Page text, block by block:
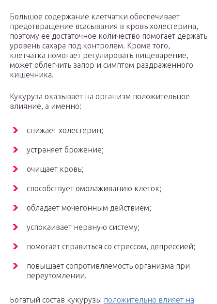
Большое содержание клетчатки обеспечивает
предотвращение всасывания в кровь холестерина,
поэтому ее достаточное количество помогает держать
уровень сахара под контролем. Кроме того,
клетчатка помогает регулировать пищеварение,
может облегчить запор и симптом раздраженного
кишечника.
Кукуруза оказывает на организм положительное
влияние, а именно:
снижает холестерин;
устраняет брожение;
очищает кровь;
способствует омолаживанию клеток;
обладает мочегонным действием;
успокаивает нервную систему;
помогает справиться со стрессом, депрессией;
повышает сопротивляемость организма при
переутомлении.
Богатый состав кукурузы положительно влияет на